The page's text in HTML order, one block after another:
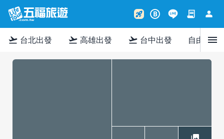
rocket_launch B contract person
flight_takeoff 台北出發 flight_takeoff 高雄出發 flight_takeoff 台中出發 自由行menu